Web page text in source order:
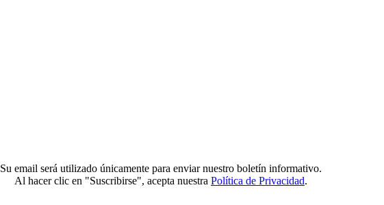
Su email será utilizado únicamente para enviar nuestro boletín informativo.
Al hacer clic en "Suscribirse", acepta nuestra Política de Privacidad.